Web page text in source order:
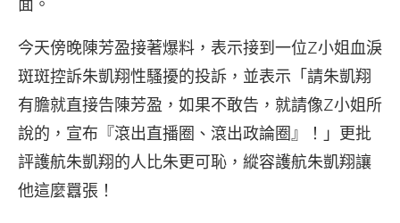
今天傍晚陳芳盈接著爆料，表示接到一位Z小姐血淚
斑斑控訴朱凱翔性騷擾的投訴，並表示「請朱凱翔
有膽就直接告陳芳盈，如果不敢告，就請像Z小姐所
說的，宣布『滾出直播圈、滾出政論圈』！」更批
評護航朱凱翔的人比朱更可恥，縱容護航朱凱翔讓
他這麼囂張！